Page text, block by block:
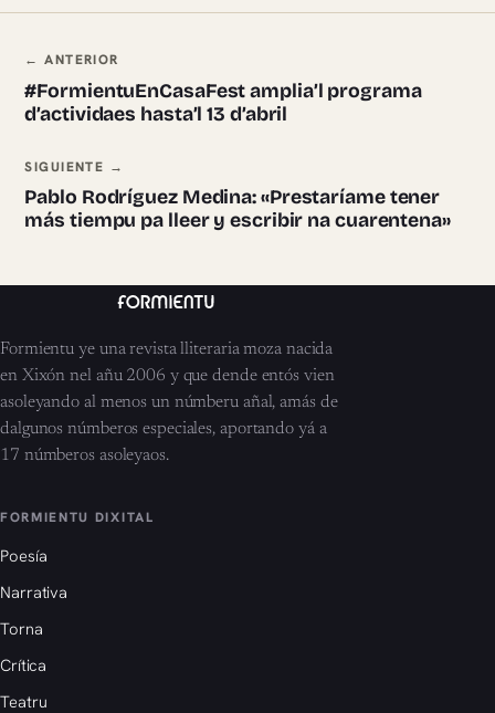
Navegación ente pieces
← ANTERIOR
#FormientuEnCasaFest amplia’l programa
d’actividaes hasta’l 13 d’abril
SIGUIENTE →
Pablo Rodríguez Medina: «Prestaríame tener
más tiempu pa lleer y escribir na cuarentena»
Formientu ye una revista lliteraria moza nacida
en Xixón nel añu 2006 y que dende entós vien
asoleyando al menos un númberu añal, amás de
dalgunos númberos especiales, aportando yá a
17 númberos asoleyaos.
FORMIENTU DIXITAL
Poesía
Narrativa
Torna
Crítica
Teatru